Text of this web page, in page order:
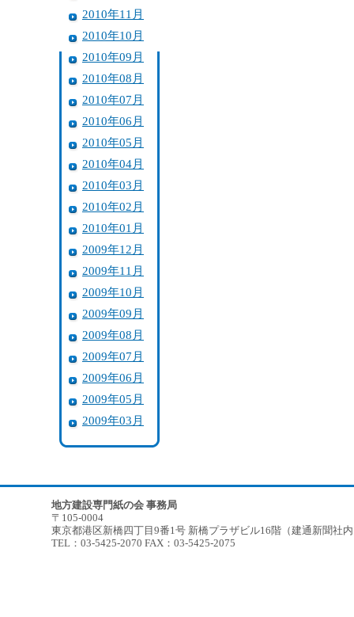
2010年11月
2010年10月
2010年09月
2010年08月
2010年07月
2010年06月
2010年05月
2010年04月
2010年03月
2010年02月
2010年01月
2009年12月
2009年11月
2009年10月
2009年09月
2009年08月
2009年07月
2009年06月
2009年05月
2009年03月
地方建設専門紙の会 事務局
〒105-0004
東京都港区新橋四丁目9番1号 新橋プラザビル16階（建通新聞社
TEL：03-5425-2070 FAX：03-5425-2075